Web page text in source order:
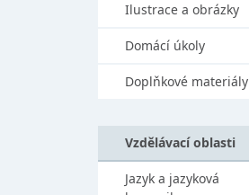
Ilustrace a obrázky
Domácí úkoly
Doplňkové materiály
Vzdělávací oblasti
Jazyk a jazyková